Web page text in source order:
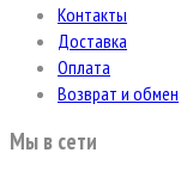
Контакты
Доставка
Оплата
Возврат и обмен
Мы в сети